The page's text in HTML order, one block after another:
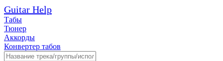
Guitar Help
Табы
Тюнер
Аккорды
Конвертер табов